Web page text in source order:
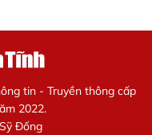
tin - Truyền thông cấp
2022.
Đống